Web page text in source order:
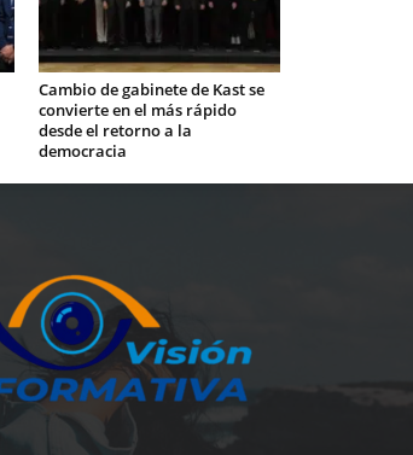
Cambio de gabinete de Kast se
convierte en el más rápido
desde el retorno a la
democracia